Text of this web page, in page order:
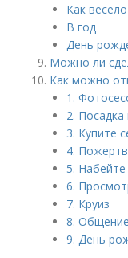
Как
В год
День
Можно ли
Как можно
1.
2.
3. Купите
4.
5.
6.
7. Круиз
8.
9. День